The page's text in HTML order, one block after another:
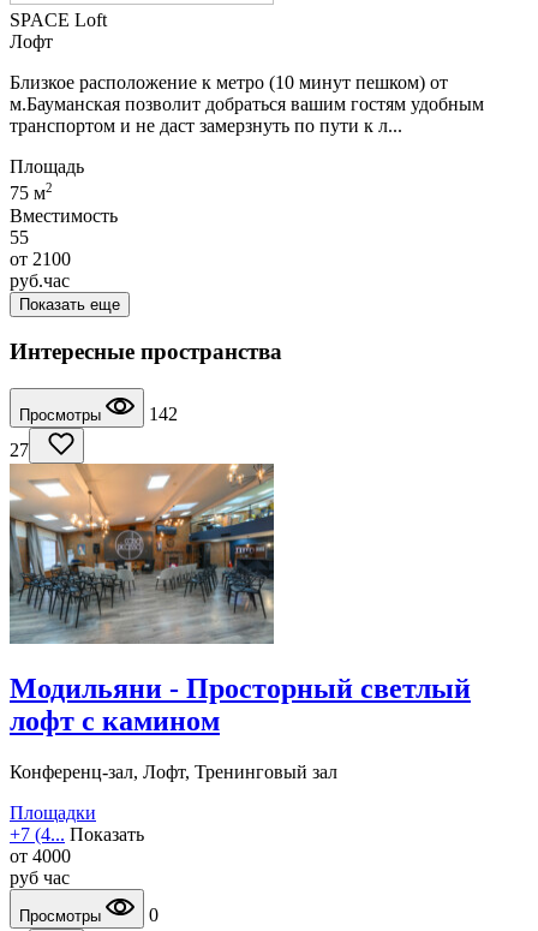
SPACE Loft
Лофт
Близкое расположение к метро (10 минут пешком) от
м.Бауманская позволит добраться вашим гостям удобным
транспортом и не даст замерзнуть по пути к л...
Площадь
75 м2
Вместимость
55
от 2100
руб.час
Показать еще
Интересные пространства
Просмотры
142
27
Модильяни - Просторный светлый
лофт с камином
Конференц-зал, Лофт, Тренинговый зал
Площадки
+7 (4... Показать
от 4000
руб час
Просмотры 0